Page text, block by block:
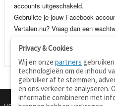
accounts uitgeschakeld.
Gebruikte je jouw Facebook
Vertalen.nu? Vraag dan een
je e-mail adres en wachtwoord.
Privacy & Cookies
Wij en onzepartners
technologieën om de inhoud
gebruiker af te stemmen,
en ons verkeer te analyseren.
informatie combineren met